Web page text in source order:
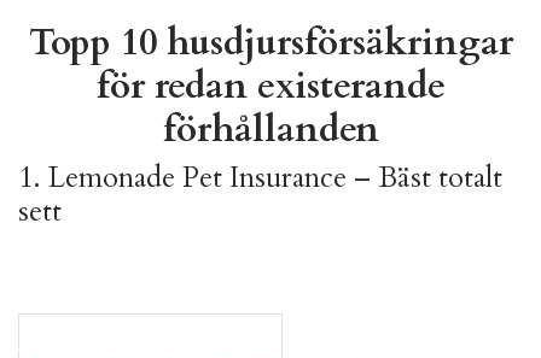
Topp 10 husdjursförsäkringar
för redan existerande
förhållanden
1. Lemonade Pet Insurance – Bäst totalt
sett